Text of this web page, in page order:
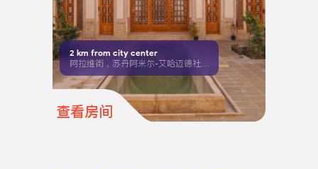
2 km from city center
阿拉维街，苏丹阿米尔-艾哈迈德社区，毗邻历史悠久的博鲁杰尔迪故居
查看房间